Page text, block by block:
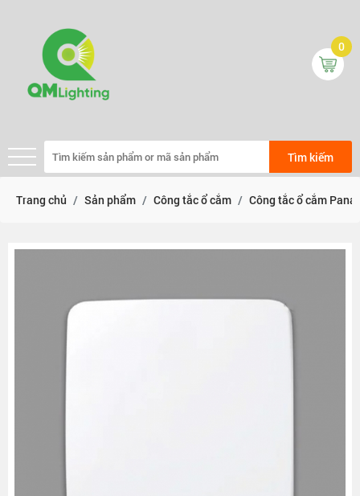
Tìm kiếm
0
Trang chủ Sản phẩm Công tắc ổ cắm Công tắc ổ cắm